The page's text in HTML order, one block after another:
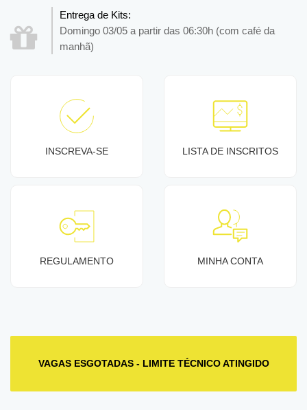
Entrega de Kits:
Domingo 03/05 a partir das 06:30h (com café da
manhã)
INSCREVA-SE LISTA DE INSCRITOS
REGULAMENTO MINHA CONTA
VAGAS ESGOTADAS - LIMITE TÉCNICO ATINGIDO